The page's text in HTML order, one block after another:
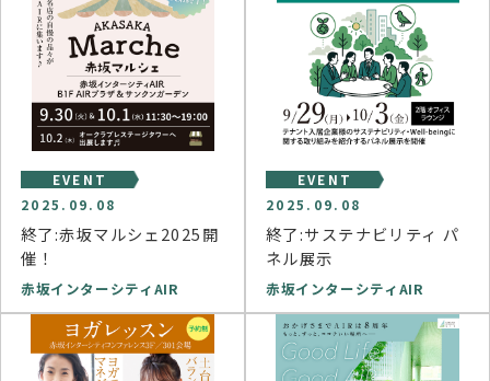
EVENT
2025.09.08
終了:赤坂マルシェ2025開
催！
赤坂インターシティAIR
EVENT
2025.09.08
終了:サステナビリティ パ
ネル展示
赤坂インターシティAIR